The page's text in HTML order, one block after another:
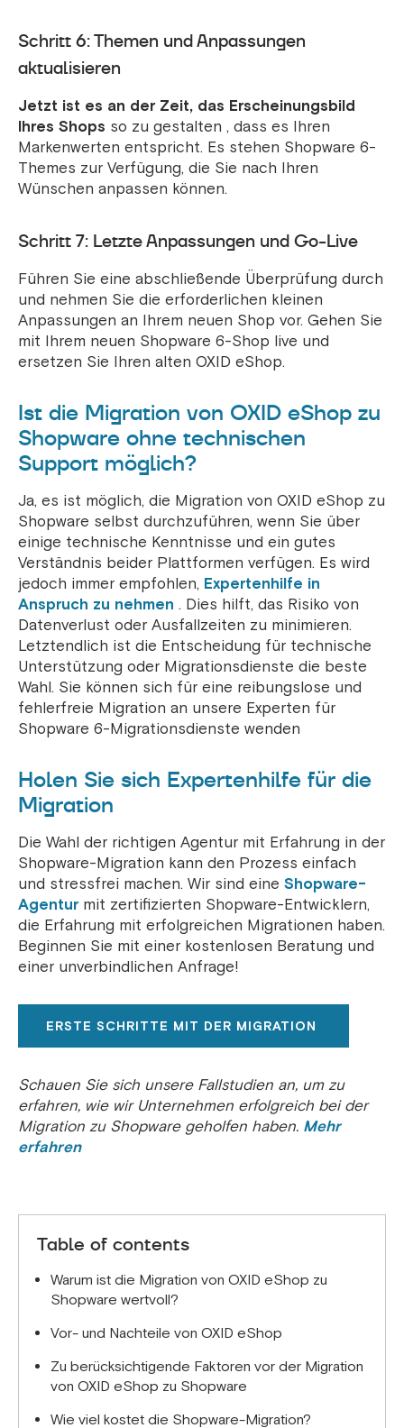
Schritt 6: Themen und Anpassungen
aktualisieren
Jetzt ist es an der Zeit, das Erscheinungsbild
Ihres Shops so zu gestalten , dass es Ihren
Markenwerten entspricht. Es stehen Shopware 6-
Themes zur Verfügung, die Sie nach Ihren
Wünschen anpassen können.
Schritt 7: Letzte Anpassungen und Go-Live
Führen Sie eine abschließende Überprüfung durch
und nehmen Sie die erforderlichen kleinen
Anpassungen an Ihrem neuen Shop vor. Gehen Sie
mit Ihrem neuen Shopware 6-Shop live und
ersetzen Sie Ihren alten OXID eShop.
Ist die Migration von OXID eShop zu
Shopware ohne technischen
Support möglich?
Ja, es ist möglich, die Migration von OXID eShop zu
Shopware selbst durchzuführen, wenn Sie über
einige technische Kenntnisse und ein gutes
Verständnis beider Plattformen verfügen. Es wird
jedoch immer empfohlen, Expertenhilfe in
Anspruch zu nehmen . Dies hilft, das Risiko von
Datenverlust oder Ausfallzeiten zu minimieren.
Letztendlich ist die Entscheidung für technische
Unterstützung oder Migrationsdienste die beste
Wahl. Sie können sich für eine reibungslose und
fehlerfreie Migration an unsere Experten für
Shopware 6-Migrationsdienste wenden
Holen Sie sich Expertenhilfe für die
Migration
Die Wahl der richtigen Agentur mit Erfahrung in der
Shopware-Migration kann den Prozess einfach
und stressfrei machen. Wir sind eine Shopware-
Agenturmit zertifizierten Shopware-Entwicklern,
die Erfahrung mit erfolgreichen Migrationen haben.
Beginnen Sie mit einer kostenlosen Beratung und
einer unverbindlichen Anfrage!
ERSTE SCHRITTE MIT DER MIGRATION
Schauen Sie sich unsere Fallstudien an, um zu
erfahren, wie wir Unternehmen erfolgreich bei der
Migration zu Shopware geholfen haben. Mehr
erfahren
Table of contents
Warum ist die Migration von OXID eShop zu
Shopware wertvoll?
Vor- und Nachteile von OXID eShop
Zu berücksichtigende Faktoren vor der Migration
von OXID eShop zu Shopware
Wie viel kostet die Shopware-Migration?